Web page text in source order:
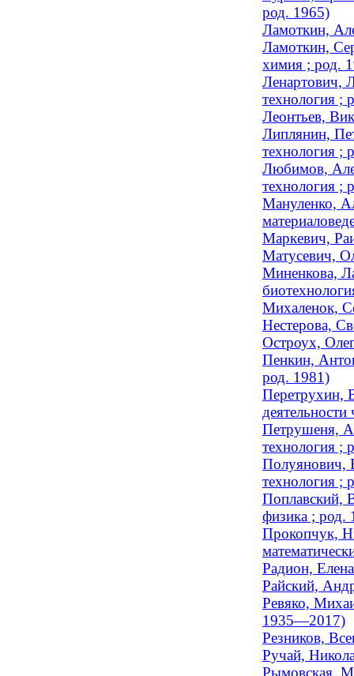
род. 1965)
Ламоткин,
Ламоткин,
химия ; род.
Ленартович,
технология ;
Леонтьев,
Липлянин,
технология ;
Любимов,
технология ;
Мануленко,
Маркевич,
Матусевич,
Миненкова,
Михаленок,
Нестерова,
Остроух,
Пенкин,
род. 1981)
Перетрухин,
Петрушеня,
технология ;
Полуянович,
технология ;
Поплавский,
физика ; род.
Прокопчук,
Радион,
Райский,
Ревяко,
1935—2017)
Резников,
Ручай,